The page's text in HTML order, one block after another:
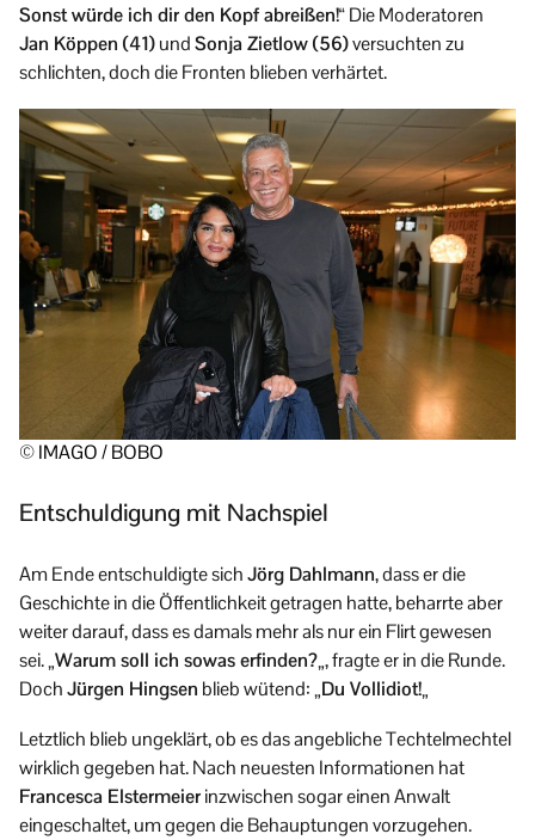
Sonst würde ich dir den Kopf abreißen!“ Die Moderatoren
Jan Köppen (41)undSonja Zietlow (56)versuchten zu
schlichten, doch die Fronten blieben verhärtet.
© IMAGO / BOBO
Entschuldigung mit Nachspiel
Am Ende entschuldigte sichJörg Dahlmann, dass er die
Geschichte in die Öffentlichkeit getragen hatte, beharrte aber
weiter darauf, dass es damals mehr als nur ein Flirt gewesen
sei. „Warum soll ich sowas erfinden?„, fragte er in die Runde.
DochJürgen Hingsen blieb wütend: „Du Vollidiot!„
Letztlich blieb ungeklärt, ob es das angebliche Techtelmechtel
wirklich gegeben hat. Nach neuesten Informationen hat
Francesca Elstermeierinzwischen sogar einen Anwalt
eingeschaltet, um gegen die Behauptungen vorzugehen.